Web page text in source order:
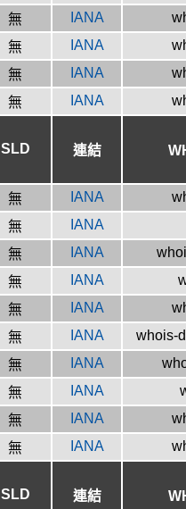
無 IANA
無 IANA
無 IANA
無 IANA
SLD 連結
無 IANA
無
IANA
無 IANA
無 IANA
無 IANA
無 IANA
whois-
無 IANA
無 IANA
無 IANA
無 IANA
SLD 連結